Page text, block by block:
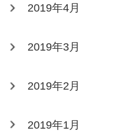
2019年4月
2019年3月
2019年2月
2019年1月